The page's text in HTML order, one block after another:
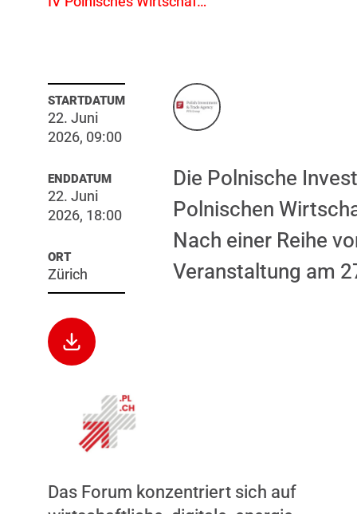
STARTDATUM
22. Juni
2026, 09:00
ENDDATUM
22. Juni
2026, 18:00
ORT
Zürich
Die Polnische
Polnischen
Nach einer Reihe
Veranstaltung am
Das Forum konzentriert sich auf